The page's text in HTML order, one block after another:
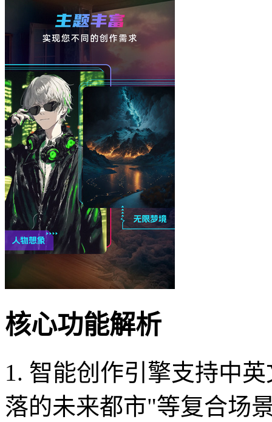
核心功能解析
1. 智能创作引擎支持中
落的未来都市"等复合场